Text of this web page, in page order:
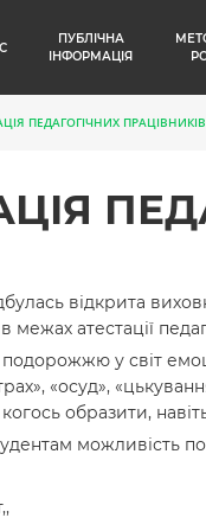
ПУБЛІЧНА
ІНФОРМАЦІЯ
ПЕДАГОГІЧНИХ ПРАЦІВНИКІВ
відкрита
межах атестації
у світ
«осуд»,
образити,
можливість